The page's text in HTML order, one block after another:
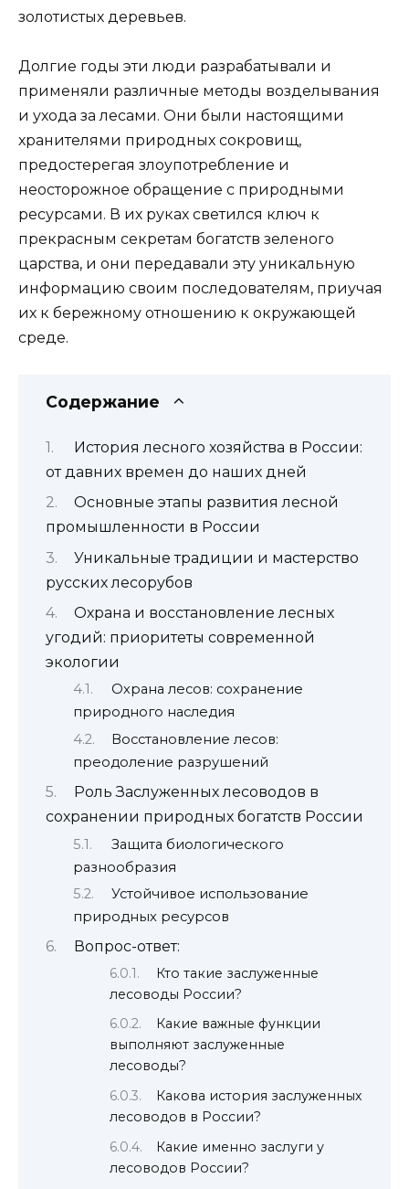
золотистых деревьев.
Долгие годы эти люди разрабатывали и
применяли различные методы возделывания
и ухода за лесами. Они были настоящими
хранителями природных сокровищ,
предостерегая злоупотребление и
неосторожное обращение с природными
ресурсами. В их руках светился ключ к
прекрасным секретам богатств зеленого
царства, и они передавали эту уникальную
информацию своим последователям, приучая
их к бережному отношению к окружающей
среде.
Содержание
История лесного хозяйства в России:
от давних времен до наших дней
Основные этапы развития лесной
промышленности в России
Уникальные традиции и мастерство
русских лесорубов
Охрана и восстановление лесных
угодий: приоритеты современной
экологии
Охрана лесов: сохранение
природного наследия
Восстановление лесов:
преодоление разрушений
Роль Заслуженных лесоводов в
сохранении природных богатств России
Защита биологического
разнообразия
Устойчивое использование
природных ресурсов
Вопрос-ответ:
Кто такие заслуженные
лесоводы России?
Какие важные функции
выполняют заслуженные
лесоводы?
Какова история заслуженных
лесоводов в России?
Какие именно заслуги у
лесоводов России?